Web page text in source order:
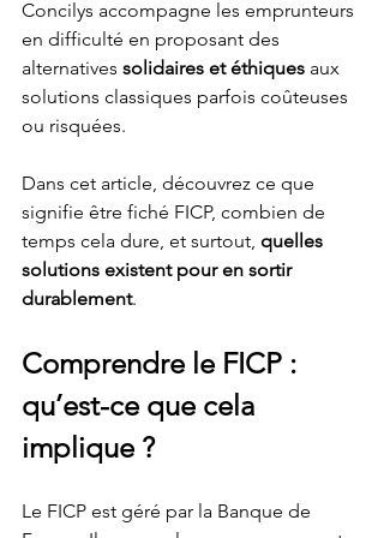
Concilys accompagne les emprunteurs
en difficulté en proposant des
alternatives solidaires et éthiques aux
solutions classiques parfois coûteuses
ou risquées.
Dans cet article, découvrez ce que
signifie être fiché FICP, combien de
temps cela dure, et surtout, quelles
solutions existent pour en sortir
durablement.
Comprendre le FICP :
qu’est-ce que cela
implique ?
Le FICP est géré par la Banque de